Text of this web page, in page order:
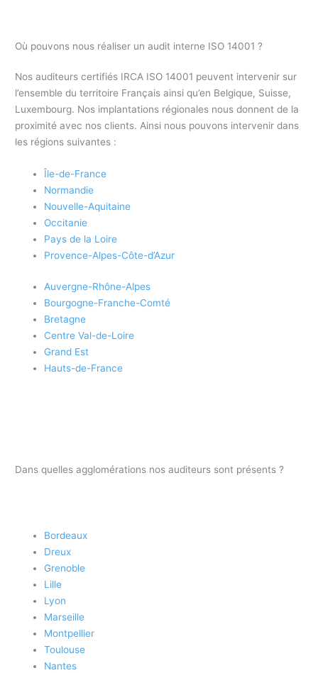
Où pouvons nous réaliser un audit interne ISO 14001 ?
Nos auditeurs certifiés IRCA ISO 14001 peuvent intervenir sur
l’ensemble du territoire Français ainsi qu’en Belgique, Suisse,
Luxembourg. Nos implantations régionales nous donnent de la
proximité avec nos clients. Ainsi nous pouvons intervenir dans
les régions suivantes :
Île-de-France
Normandie
Nouvelle-Aquitaine
Occitanie
Pays de la Loire
Provence-Alpes-Côte-d’Azur
Auvergne-Rhône-Alpes
Bourgogne-Franche-Comté
Bretagne
Centre Val-de-Loire
Grand Est
Hauts-de-France
Dans quelles agglomérations nos auditeurs sont présents ?
Bordeaux
Dreux
Grenoble
Lille
Lyon
Marseille
Montpellier
Toulouse
Nantes